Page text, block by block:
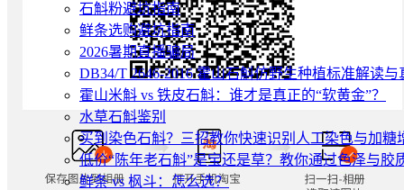
石斛粉避坑指南
鲜条选购避坑指南
2026暑期直播骗局
DB34/T 2646-2016 霍山石斛仿野生种植标准解读
霍山米斛 vs 铁皮石斛：谁才是真正的“软黄金”？
水草石斛鉴别
买到染色石斛？三招教你快速识别人工染色与加糖
低价“陈年老石斛”是宝还是草？教你通过色泽与胶
鲜条 vs 枫斗：怎么选？